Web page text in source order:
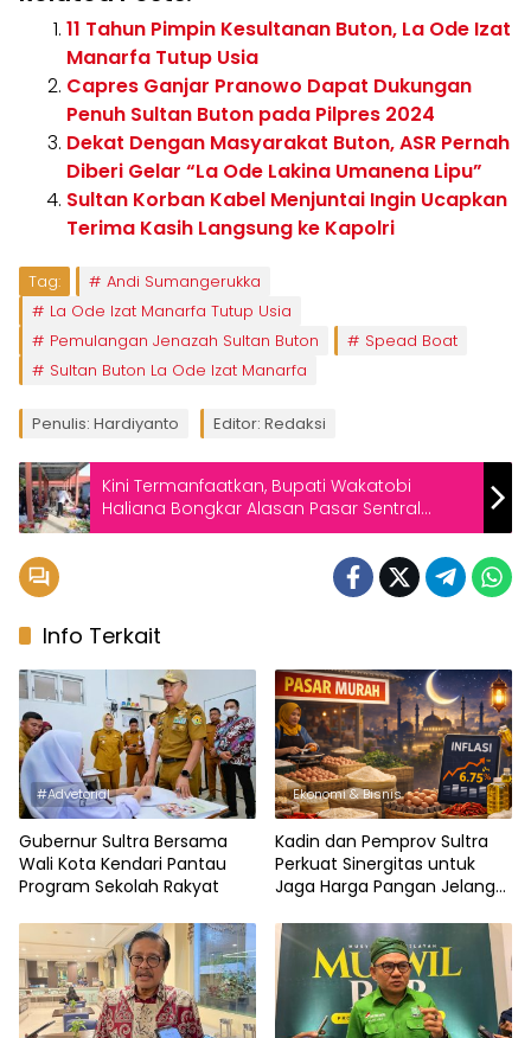
11 Tahun Pimpin Kesultanan Buton, La Ode Izat
Manarfa Tutup Usia
Capres Ganjar Pranowo Dapat Dukungan
Penuh Sultan Buton pada Pilpres 2024
Dekat Dengan Masyarakat Buton, ASR Pernah
Diberi Gelar “La Ode Lakina Umanena Lipu”
Sultan Korban Kabel Menjuntai Ingin Ucapkan
Terima Kasih Langsung ke Kapolri
Tag:
Andi Sumangerukka
La Ode Izat Manarfa Tutup Usia
Pemulangan Jenazah Sultan Buton
Spead Boat
Sultan Buton La Ode Izat Manarfa
Penulis: Hardiyanto Editor: Redaksi
Kini Termanfaatkan, Bupati Wakatobi
Haliana Bongkar Alasan Pasar Sentral
Tomia Tak Produktif
Info Terkait
#Advetorial
Gubernur Sultra Bersama
Wali Kota Kendari Pantau
Program Sekolah Rakyat
Ekonomi & Bisnis
Kadin dan Pemprov Sultra
Perkuat Sinergitas untuk
Jaga Harga Pangan Jelang